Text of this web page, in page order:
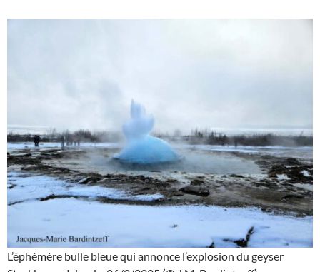
L’éphémère bulle bleue qui annonce l’explosion du geyser